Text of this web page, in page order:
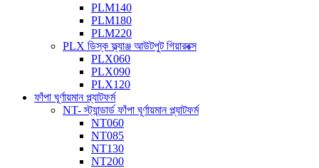
PLM140
PLM180
PLM220
PLX ডিস্ক ফ্ল্যাঞ্জ আউটপুট গিয়ারবক্স
PLX060
PLX090
PLX120
ফাঁপা ঘূর্ণায়মান প্ল্যাটফর্ম
NT- স্ট্যান্ডার্ড ফাঁপা ঘূর্ণায়মান প্ল্যাটফর্ম
NT060
NT085
NT130
NT200